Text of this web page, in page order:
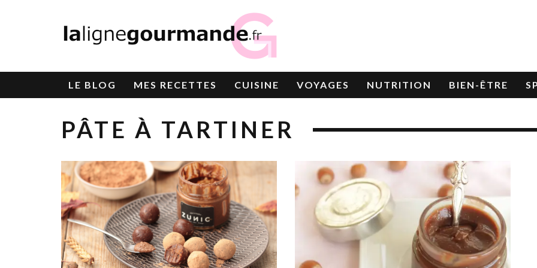
LE BLOG MES RECETTES CUISINE VOYAGES NUTRITION BIEN-ÊTRE
PÂTE À TARTINER